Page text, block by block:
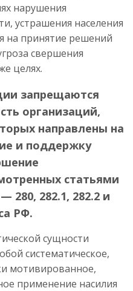
нарушения
устрашения населения
на принятие решений
свершения
целях.
запрещаются
организаций,
направлены на
и поддержку
статьями
280, 282.1, 282.2 и
РФ.
сущности
систематическое,
мотивированное,
применение насилия